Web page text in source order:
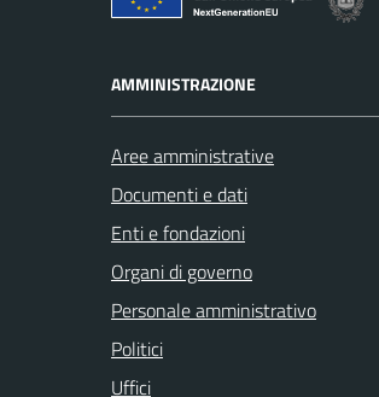
AMMINISTRAZIONE
Aree amministrative
Documenti e dati
Enti e fondazioni
Organi di governo
Personale amministrativo
Politici
Uffici